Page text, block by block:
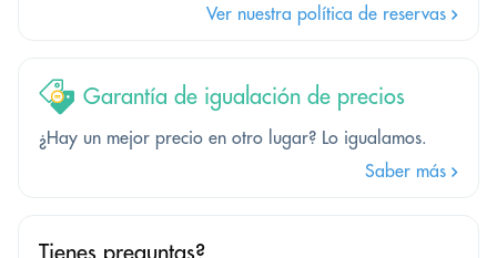
Ver nuestra política de reservas
Garantía de igualación de precios
¿Hay un mejor precio en otro lugar? Lo igualamos.
Saber más
Tienes preguntas?